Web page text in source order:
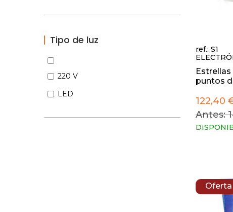
Tipo de luz
220 V
LED
ref.: S1
puntos
122,40
Antes:
Oferta